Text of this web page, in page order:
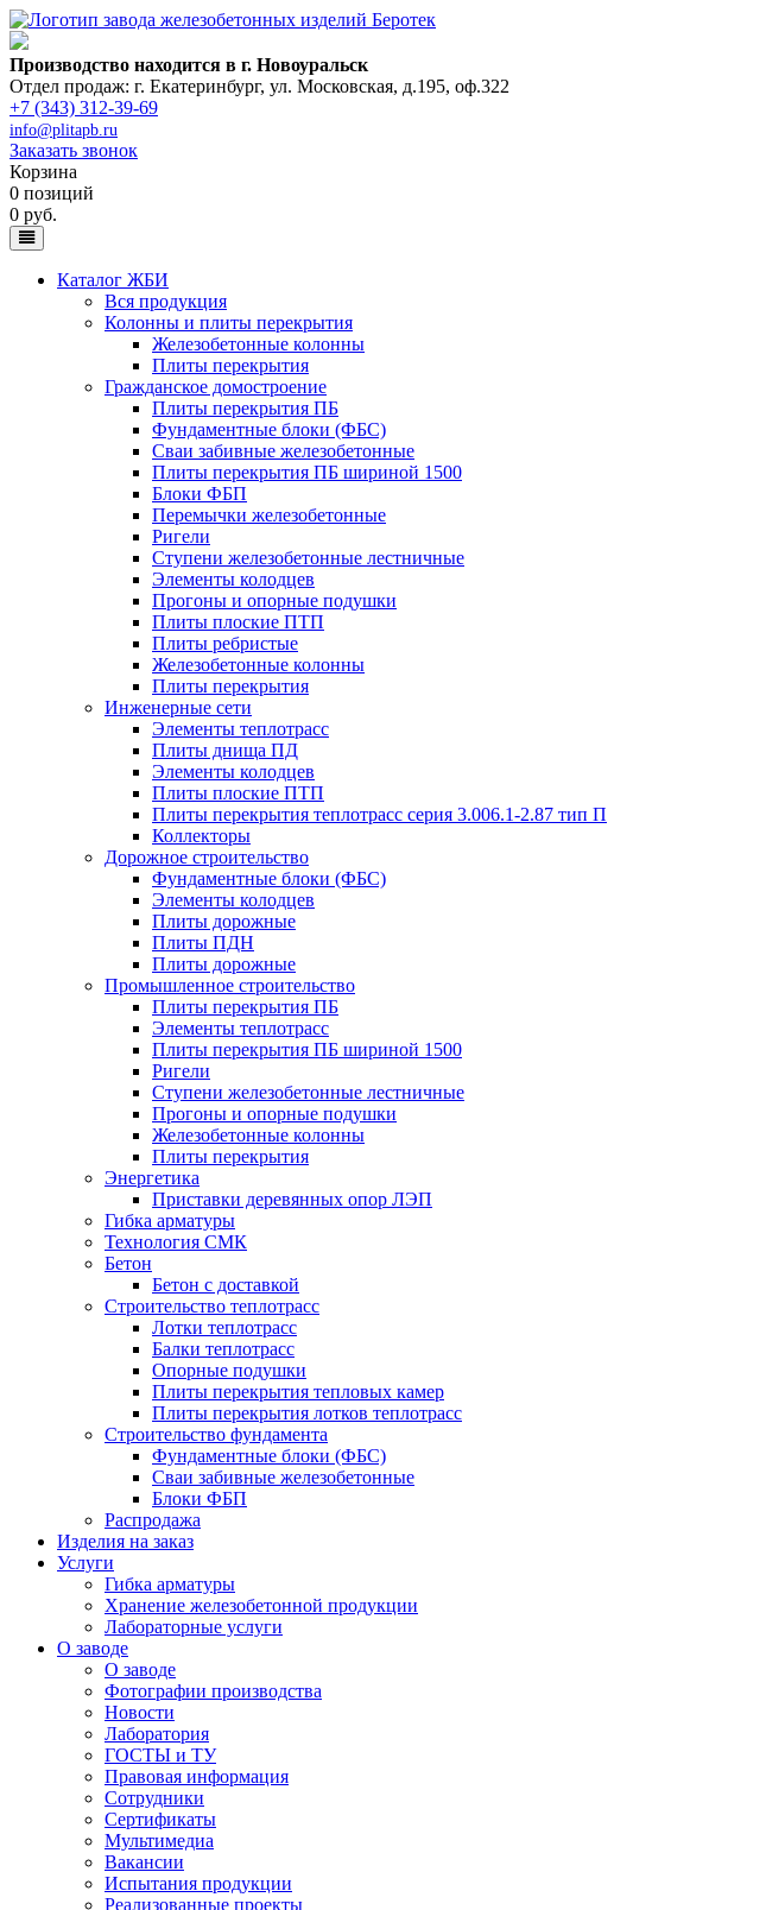
Производство находится в г. Новоуральск
Отдел продаж: г. Екатеринбург, ул. Московская, д.195, оф.322
+7 (343) 312-39-69
info@plitapb.ru
Заказать звонок
Корзина
0 позиций
0 руб.
Каталог ЖБИ
Вся продукция
Колонны и плиты перекрытия
Железобетонные колонны
Плиты перекрытия
Гражданское домостроение
Плиты перекрытия ПБ
Фундаментные блоки (ФБС)
Сваи забивные железобетонные
Плиты перекрытия ПБ шириной 1500
Блоки ФБП
Перемычки железобетонные
Ригели
Ступени железобетонные лестничные
Элементы колодцев
Прогоны и опорные подушки
Плиты плоские ПТП
Плиты ребристые
Железобетонные колонны
Плиты перекрытия
Инженерные сети
Элементы теплотрасс
Плиты днища ПД
Элементы колодцев
Плиты плоские ПТП
Плиты перекрытия теплотрасс серия 3.006.1-2.87 тип П
Коллекторы
Дорожное строительство
Фундаментные блоки (ФБС)
Элементы колодцев
Плиты дорожные
Плиты ПДН
Плиты дорожные
Промышленное строительство
Плиты перекрытия ПБ
Элементы теплотрасс
Плиты перекрытия ПБ шириной 1500
Ригели
Ступени железобетонные лестничные
Прогоны и опорные подушки
Железобетонные колонны
Плиты перекрытия
Энергетика
Приставки деревянных опор ЛЭП
Гибка арматуры
Технология СМК
Бетон
Бетон с доставкой
Строительство теплотрасс
Лотки теплотрасс
Балки теплотрасс
Опорные подушки
Плиты перекрытия тепловых камер
Плиты перекрытия лотков теплотрасс
Строительство фундамента
Фундаментные блоки (ФБС)
Сваи забивные железобетонные
Блоки ФБП
Распродажа
Изделия на заказ
Услуги
Гибка арматуры
Хранение железобетонной продукции
Лабораторные услуги
О заводе
О заводе
Фотографии производства
Новости
Лаборатория
ГОСТЫ и ТУ
Правовая информация
Сотрудники
Сертификаты
Мультимедиа
Вакансии
Испытания продукции
Реализованные проекты